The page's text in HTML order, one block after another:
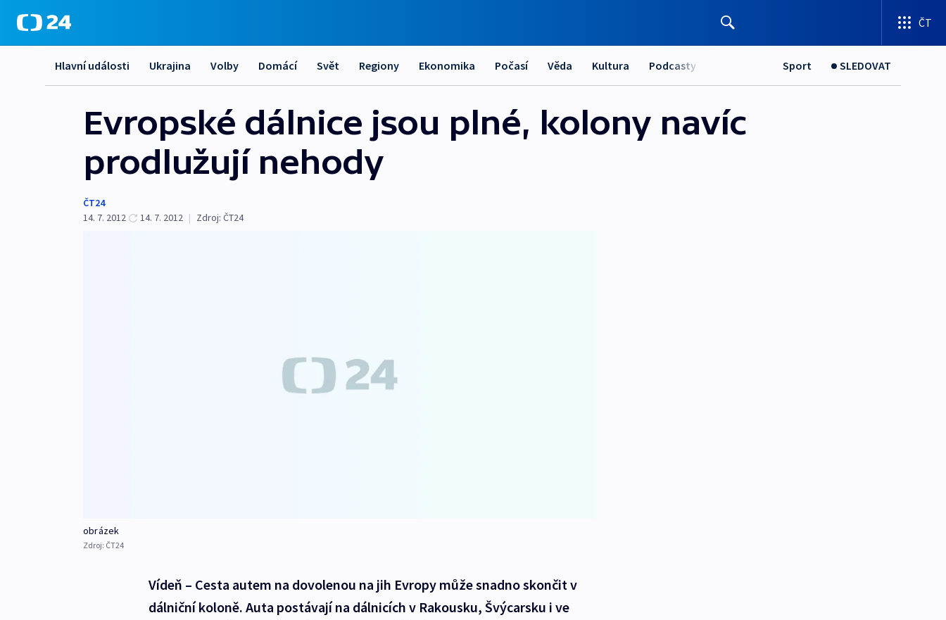
ČT
Hlavní události Ukrajina Volby Domácí Svět Regiony Ekonomika Počasí Věda Kultura Podcasty Sport SLEDOVAT
Evropské dálnice jsou plné, kolony navíc
prodlužují nehody
ČT24
14. 7. 2012
14. 7. 2012 | Zdroj: ČT24
obrázek
Zdroj: ČT24
Vídeň – Cesta autem na dovolenou na jih Evropy může snadno skončit v
dálniční koloně. Auta postávají na dálnicích v Rakousku, Švýcarsku i ve